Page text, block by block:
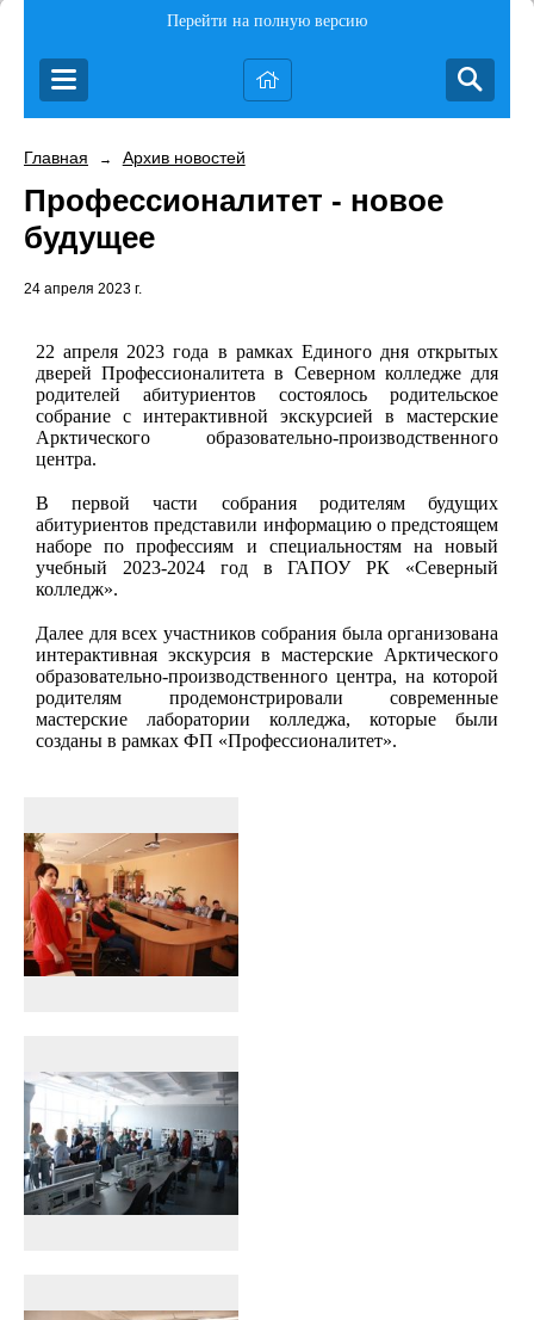
Перейти на полную версию
Главная → Архив новостей
Профессионалитет - новое
будущее
24 апреля 2023 г.
22 апреля 2023 года в рамках Единого дня открытых
дверей Профессионалитета в Северном колледже для
родителей абитуриентов состоялось родительское
собрание с интерактивной экскурсией в мастерские
Арктического образовательно-производственного
центра.
В первой части собрания родителям будущих
абитуриентов представили информацию о предстоящем
наборе по профессиям и специальностям на новый
учебный 2023-2024 год в ГАПОУ РК «Северный
колледж».
Далее для всех участников собрания была организована
интерактивная экскурсия в мастерские Арктического
образовательно-производственного центра, на которой
родителям продемонстрировали современные
мастерские лаборатории колледжа, которые были
созданы в рамках ФП «Профессионалитет».